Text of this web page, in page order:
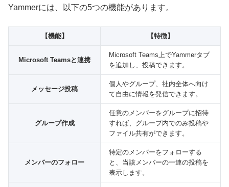
Yammerには、以下の5つの機能があります。
【機能】 【特徴】
Microsoft Teamsと連携
Microsoft Teams上でYammerタブ
を追加し、投稿できます。
メッセージ投稿
個人やグループ、社内全体へ向け
て自由に情報を発信できます。
グループ作成
任意のメンバーをグループに招待
すれば、グループ内でのみ投稿や
ファイル共有ができます。
メンバーのフォロー
特定のメンバーをフォローする
と、当該メンバーの一連の投稿を
表示します。